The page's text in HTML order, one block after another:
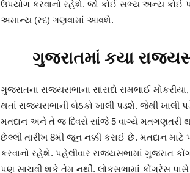
ઉપયોગ કરવાનો રહેશે. જો કોઈ સભ્ય અન્ય કોઈ
અમાન્ય (રદ) ગણવામાં આવશે.
ગુજરાતમાં કયા
ગુજરાતના રાજ્યસભાના સાંસદો રામભાઈ
થતાં રાજ્યસભાની બેઠકો ખાલી પડશે. જેથી ખાલી
મતદાન અને તે જ દિવસે સાંજે 5 વાગ્યે મતગણતરી
છેલ્લી તારીખ 8મી જૂન નક્કી કરાઈ છે. મતદાન
કરવાનો રહેશે. પહેલીવાર રાજ્યસભામાં ગુજરાત
પણ સાચવી શકે તેમ નથી. લોકસભામાં કોંગ્રેસ